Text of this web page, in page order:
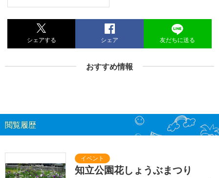
シェアする シェア 友だちに送る
おすすめ情報
閲覧履歴
知立公園花しょうぶまつり